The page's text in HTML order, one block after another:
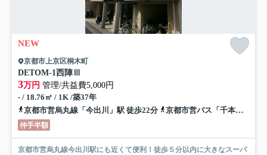
NEW
京都市上京区桐木町
DETOM-1西陣Ⅲ
3万円 管理/共益費5,000円
- / 18.76㎡ / 1K /築37年
京都市営烏丸線「今出川」駅 徒歩22分
京都市営バス「千本上立売」バス停下車 徒歩3分
仲手半額
京都市営烏丸線今出川駅にも近くて便利！徒歩５分以内に大きなスーパ